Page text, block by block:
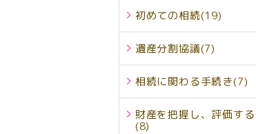
初めての相続(19)
遺産分割協議(7)
相続に関わる手続き(7)
財産を把握し、評価する
(8)